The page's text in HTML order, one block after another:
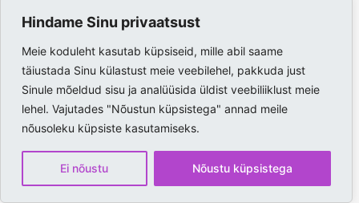
Hindame Sinu privaatsust
Meie koduleht kasutab küpsiseid, mille abil saame
täiustada Sinu külastust meie veebilehel, pakkuda just
Sinule mõeldud sisu ja analüüsida üldist veebiliiklust meie
lehel. Vajutades "Nõustun küpsistega" annad meile
nõusoleku küpsiste kasutamiseks.
Ei nõustu Nõustu küpsistega